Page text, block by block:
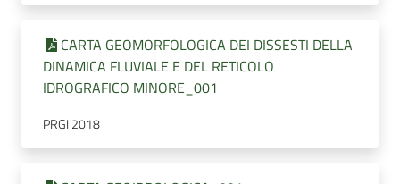
CARTA GEOMORFOLOGICA DEI DISSESTI DELLA
DINAMICA FLUVIALE E DEL RETICOLO
IDROGRAFICO MINORE_001
PRGI 2018